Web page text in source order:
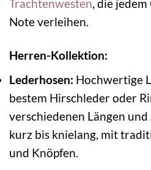
Trachtenwesten, die
Note verleihen.
Herren-Kollektion:
Lederhosen: Hochwertige
bestem Hirschleder oder
verschiedenen Längen
kurz bis knielang, mit
und Knöpfen.